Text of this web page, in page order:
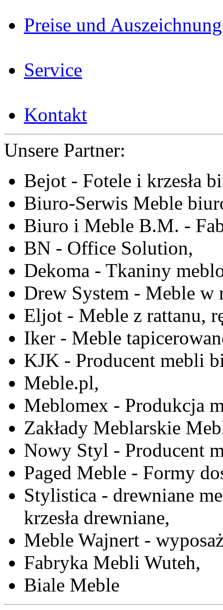
Preise und
Service
Kontakt
Unsere Partner:
Bejot - Fotele i krzesła
Biuro-Serwis Meble
Biuro i Meble B.M. -
BN - Office Solution,
Dekoma - Tkaniny
Drew System - Meble w
Eljot - Meble z rattanu,
Iker - Meble
KJK - Producent mebli
Meble.pl,
Meblomex - Produkcja
Zakłady Meblarskie
Nowy Styl - Producent
Paged Meble - Formy
Stylistica - drewniane
krzesła drewniane,
Meble Wajnert -
Fabryka Mebli Wuteh,
Biale Meble